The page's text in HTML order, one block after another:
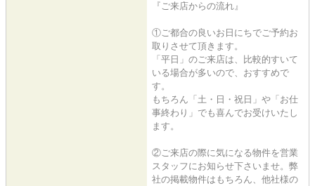
『ご来店からの流れ』
①ご都合の良いお日にちでご予約お
取りさせて頂きます。
「平日」のご来店は、比較的すいて
いる場合が多いので、おすすめで
す。
もちろん「土・日・祝日」や「お仕
事終わり」でも喜んでお受けいたし
ます。
②ご来店の際に気になる物件を営業
スタッフにお知らせ下さいませ。弊
社の掲載物件はもちろん、他社様の